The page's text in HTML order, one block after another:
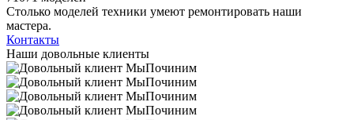
Столько моделей техники умеют ремонтировать наши
мастера.
Контакты
Наши довольные клиенты